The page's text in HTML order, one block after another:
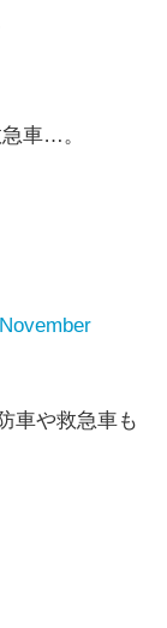
車…。
November
車や救急車も